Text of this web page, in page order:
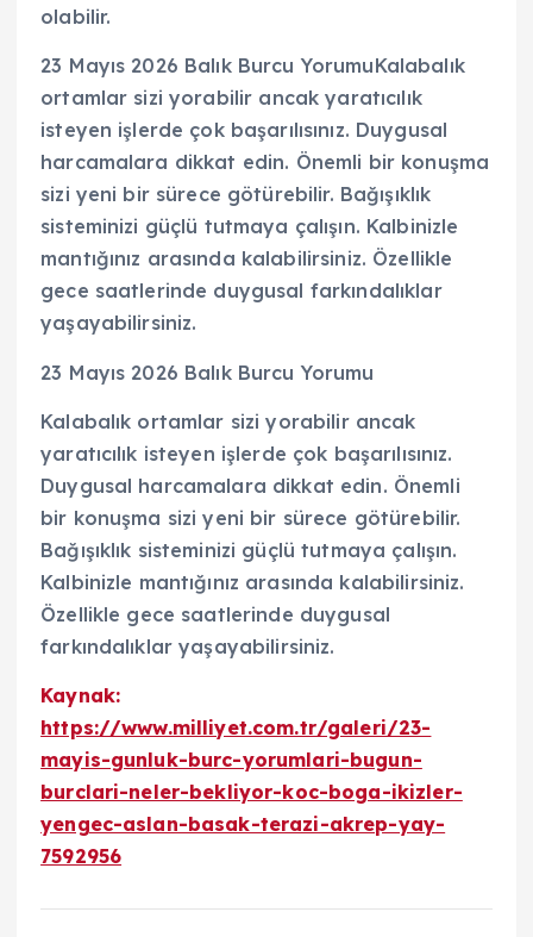
olabilir.
23 Mayıs 2026 Balık Burcu YorumuKalabalık
ortamlar sizi yorabilir ancak yaratıcılık
isteyen işlerde çok başarılısınız. Duygusal
harcamalara dikkat edin. Önemli bir konuşma
sizi yeni bir sürece götürebilir. Bağışıklık
sisteminizi güçlü tutmaya çalışın. Kalbinizle
mantığınız arasında kalabilirsiniz. Özellikle
gece saatlerinde duygusal farkındalıklar
yaşayabilirsiniz.
23 Mayıs 2026 Balık Burcu Yorumu
Kalabalık ortamlar sizi yorabilir ancak
yaratıcılık isteyen işlerde çok başarılısınız.
Duygusal harcamalara dikkat edin. Önemli
bir konuşma sizi yeni bir sürece götürebilir.
Bağışıklık sisteminizi güçlü tutmaya çalışın.
Kalbinizle mantığınız arasında kalabilirsiniz.
Özellikle gece saatlerinde duygusal
farkındalıklar yaşayabilirsiniz.
Kaynak:
https://www.milliyet.com.tr/galeri/23-
mayis-gunluk-burc-yorumlari-bugun-
burclari-neler-bekliyor-koc-boga-ikizler-
yengec-aslan-basak-terazi-akrep-yay-
7592956